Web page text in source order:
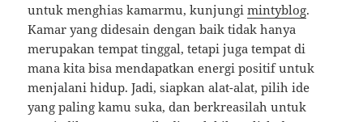
untuk menghias kamarmu, kunjungimintyblog.
Kamar yang didesain dengan baik tidak hanya
merupakan tempat tinggal, tetapi juga tempat di
mana kita bisa mendapatkan energi positif untuk
menjalani hidup. Jadi, siapkan alat-alat, pilih ide
yang paling kamu suka, dan berkreasilah untuk